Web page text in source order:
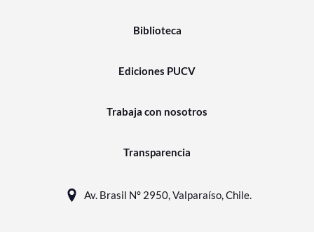
Biblioteca
Ediciones PUCV
Trabaja con nosotros
Transparencia
Av. Brasil N° 2950, Valparaíso, Chile.